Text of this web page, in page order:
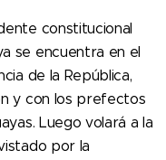
constitucional
se encuentra en el
de la República,
y con los prefectos
Luego volará a la
por la